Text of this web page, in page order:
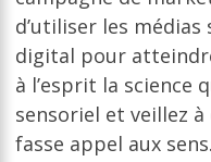
d’utiliser les
digital pour
à l’esprit la science
sensoriel et veillez
fasse appel aux sens.